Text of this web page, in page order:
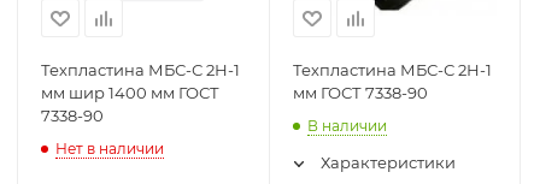
Техпластина МБС-С 2Н-1
мм шир 1400 мм ГОСТ
7338-90
Нет в наличии
Техпластина МБС-С 2Н-1
мм ГОСТ 7338-90
В наличии
Характеристики